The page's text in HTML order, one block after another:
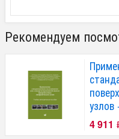
Рекомендуем
4 911